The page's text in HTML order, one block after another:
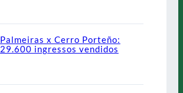
Palmeiras x Cerro Porteño:
29.600 ingressos vendidos